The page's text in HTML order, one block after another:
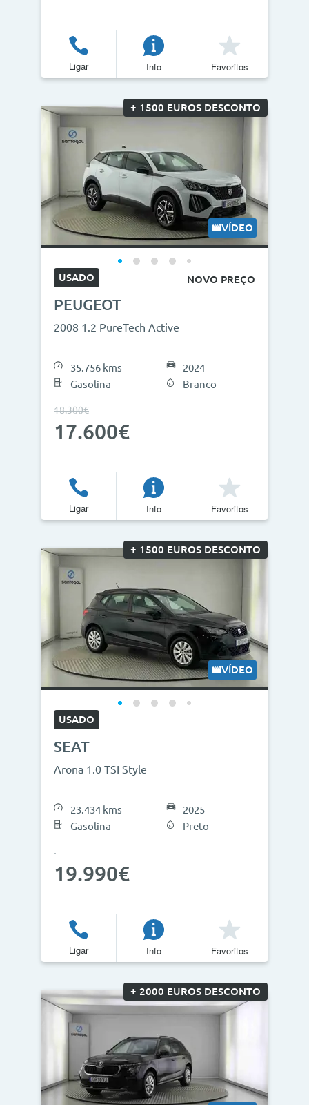
Quilómetros
270.000km
0g/km 300g/km
ID do veículo
Campanha
Ligar Info Favoritos
+ 1500 EUROS DESCONTO
VÍDEO
USADO NOVO PREÇO
PEUGEOT
2008 1.2 PureTech Active
35.756 kms
Gasolina
2024
Branco
18.300€
17.600€
Ligar Info Favoritos
+ 1500 EUROS DESCONTO
VÍDEO
USADO
SEAT
Arona 1.0 TSI Style
23.434 kms
Gasolina
2025
Preto
19.990€
Ligar Info Favoritos
+ 2000 EUROS DESCONTO